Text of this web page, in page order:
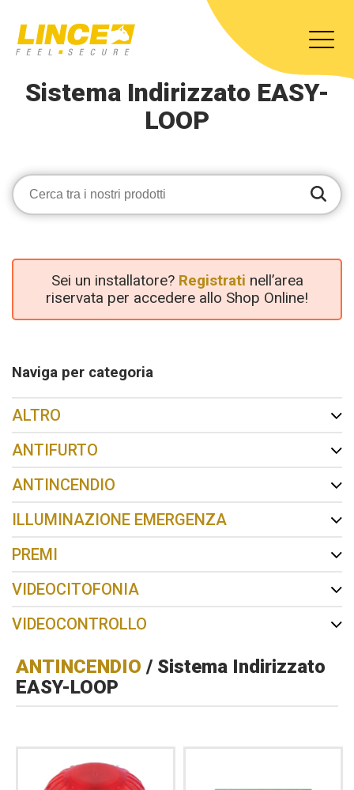
Sistema Indirizzato EASY-
LOOP
Sei un installatore? Registrati nell’area
riservata per accedere allo Shop Online!
Naviga per categoria
ALTRO
ANTIFURTO
ANTINCENDIO
ILLUMINAZIONE EMERGENZA
PREMI
VIDEOCITOFONIA
VIDEOCONTROLLO
ANTINCENDIO / Sistema Indirizzato
EASY-LOOP